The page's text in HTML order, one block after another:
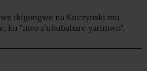
ikigongwe na Kuczynski mu
ku "mvo z’ububabare yarimwo".